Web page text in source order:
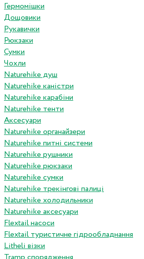
Гермомішки
Дощовики
Рукавички
Рюкзаки
Сумки
Чохли
Naturehike душ
Naturehike каністри
Naturehike карабіни
Naturehike тенти
Аксесуари
Naturehike органайзери
Naturehike питні системи
Naturehike рушники
Naturehike рюкзаки
Naturehike сумки
Naturehike трекінгові палиці
Naturehike холодильники
Naturehike аксесуари
Flextail насоси
Flextail туристичне гідрообладнання
Litheli візки